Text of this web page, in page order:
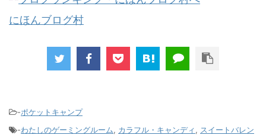
にほんブログ村
-ポケットキャンプ
-わたしのゲーミングルーム, カラフル・キャンディ, スイートバレン